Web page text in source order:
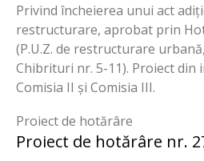
Privind încheierea unui act
restructurare, aprobat prin
(P.U.Z. de restructurare
Chibrituri nr. 5-11). Proiect din
Comisia II și Comisia III.
Proiect de hotărâre
Proiect de hotărâre nr.